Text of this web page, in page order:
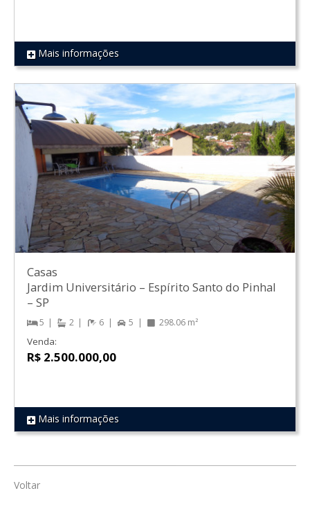
REF 1733
Mais informações
REF 1849
Casas
Jardim Universitário – Espírito Santo do Pinhal
– SP
5 2 6 5 298.06 m²
Venda:
R$ 2.500.000,00
Mais informações
Voltar